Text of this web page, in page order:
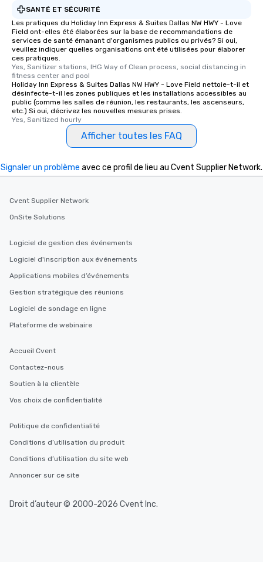
SANTÉ ET SÉCURITÉ
Les pratiques du Holiday Inn Express & Suites Dallas NW HWY - Love
Field ont-elles été élaborées sur la base de recommandations de
services de santé émanant d'organismes publics ou privés? Si oui,
veuillez indiquer quelles organisations ont été utilisées pour élaborer
ces pratiques.
Yes, Sanitizer stations, IHG Way of Clean process, social distancing in
fitness center and pool
Holiday Inn Express & Suites Dallas NW HWY - Love Field nettoie-t-il et
désinfecte-t-il les zones publiques et les installations accessibles au
public (comme les salles de réunion, les restaurants, les ascenseurs,
etc.) Si oui, décrivez les nouvelles mesures prises.
Yes, Sanitized hourly
Afficher toutes les FAQ
Signaler un problème avec ce profil de lieu au Cvent Supplier Network.
Cvent Supplier Network
OnSite Solutions
Logiciel de gestion des événements
Logiciel d'inscription aux événements
Applications mobiles d’événements
Gestion stratégique des réunions
Logiciel de sondage en ligne
Plateforme de webinaire
Accueil Cvent
Contactez-nous
Soutien à la clientèle
Vos choix de confidentialité
Politique de confidentialité
Conditions d’utilisation du produit
Conditions d’utilisation du site web
Annoncer sur ce site
Droit d’auteur © 2000-2026 Cvent Inc.